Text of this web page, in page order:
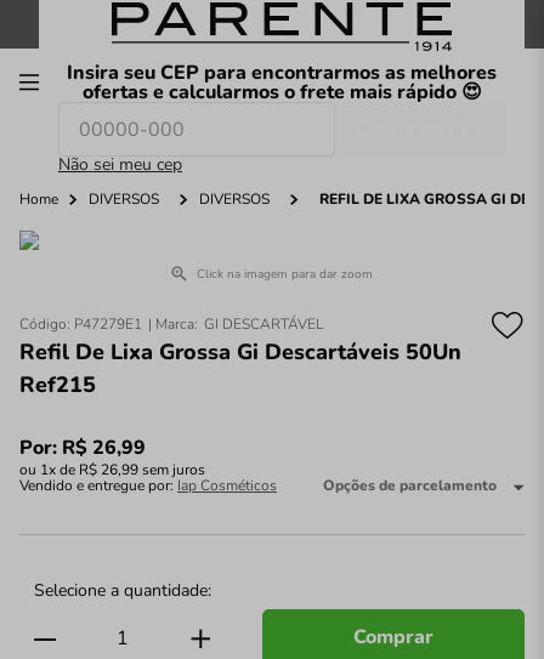
FRETE GRÁTIS nas compras a partir de R$199
Insira seu CEP para encontrarmos as melhores
ofertas e calcularmos o frete mais rápido 😍
Não sei meu cep
O que você procura hoje?
Home DIVERSOS DIVERSOS REFIL DE LIXA GROSSA GI
Click na imagem para dar zoom
Código: P47279E1 GI DESCARTÁVEL
Refil De Lixa Grossa Gi Descartáveis 50Un
Ref215
Por: R$ 26,99
ou 1x de R$ 26,99sem juros
Vendido e entregue por: Iap Cosméticos Opções de parcelamento
Comprar